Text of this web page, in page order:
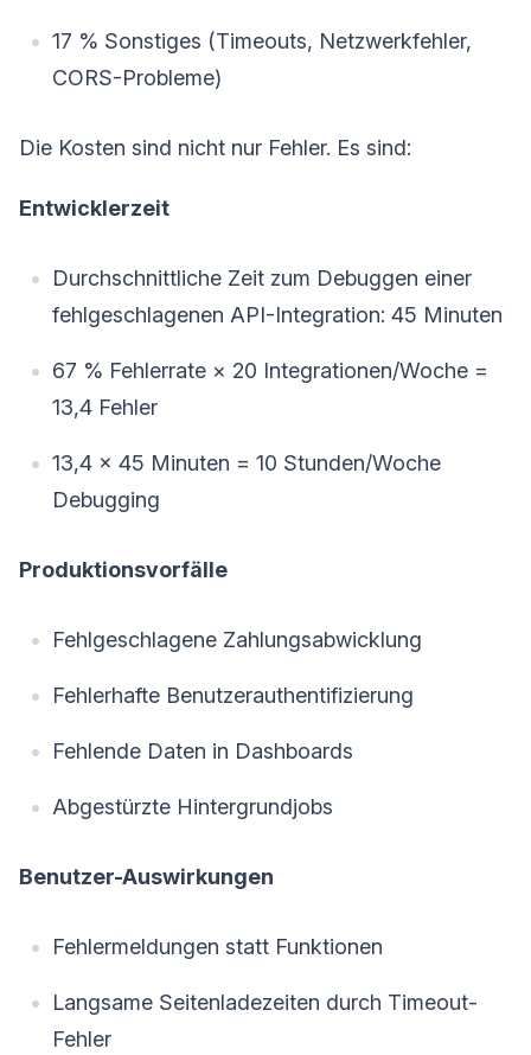
17 % Sonstiges (Timeouts, Netzwerkfehler,
CORS-Probleme)
Die Kosten sind nicht nur Fehler. Es sind:
Entwicklerzeit
Durchschnittliche Zeit zum Debuggen einer
fehlgeschlagenen API-Integration: 45 Minuten
67 % Fehlerrate × 20 Integrationen/Woche =
13,4 Fehler
13,4 × 45 Minuten = 10 Stunden/Woche
Debugging
Produktionsvorfälle
Fehlgeschlagene Zahlungsabwicklung
Fehlerhafte Benutzerauthentifizierung
Fehlende Daten in Dashboards
Abgestürzte Hintergrundjobs
Benutzer-Auswirkungen
Fehlermeldungen statt Funktionen
Langsame Seitenladezeiten durch Timeout-
Fehler